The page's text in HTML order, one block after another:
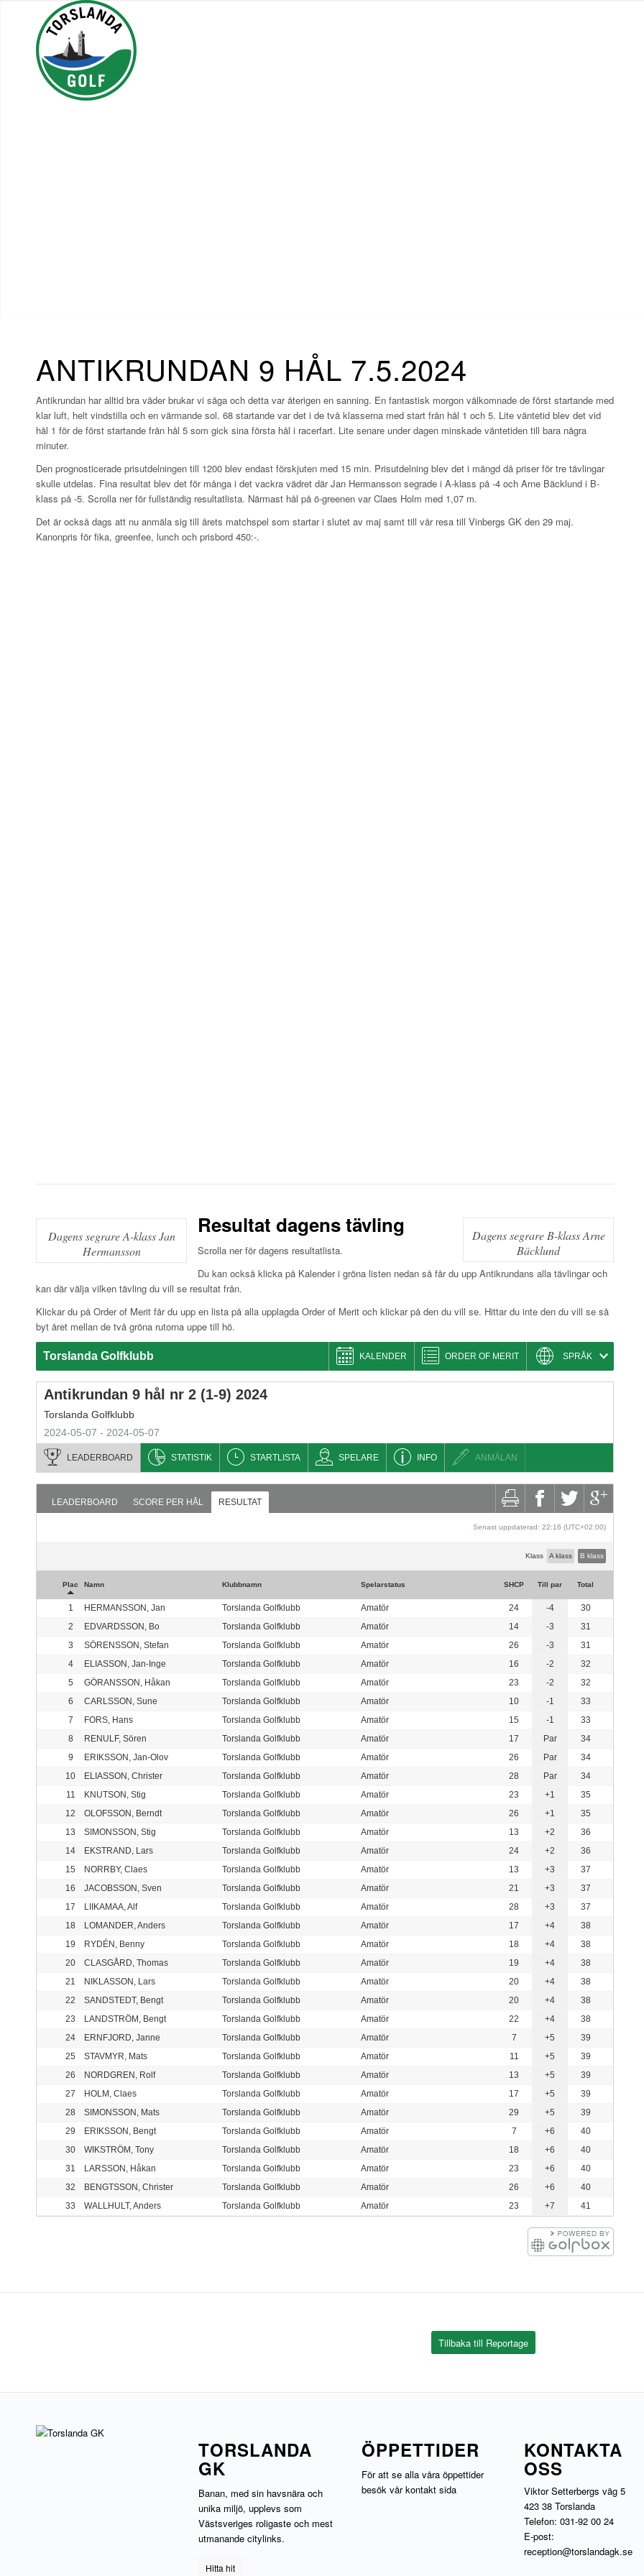
ANTIKRUNDAN 9 HÅL 7.5.2024
Antikrundan har alltid bra väder brukar vi säga och detta var återigen en sanning. En fantastisk morgon välkomnade de först startande med
klar luft, helt vindstilla och en värmande sol. 68 startande var det i de två klasserna med start från hål 1 och 5. Lite väntetid blev det vid
hål 1 för de först startande från hål 5 som gick sina första hål i racerfart. Lite senare under dagen minskade väntetiden till bara några
minuter.
Den prognosticerade prisutdelningen till 1200 blev endast förskjuten med 15 min. Prisutdelning blev det i mängd då priser för tre tävlingar
skulle utdelas. Fina resultat blev det för många i det vackra vädret där Jan Hermansson segrade i A-klass på -4 och Arne Bäcklund i B-
klass på -5. Scrolla ner för fullständig resultatlista. Närmast hål på ö-greenen var Claes Holm med 1,07 m.
Det är också dags att nu anmäla sig till årets matchspel som startar i slutet av maj samt till vår resa till Vinbergs GK den 29 maj.
Kanonpris för fika, greenfee, lunch och prisbord 450:-.
Dagens segrare B-klass Arne
Bäcklund
Dagens segrare A-klass Jan
Hermansson
Resultat dagens tävling
Scrolla ner för dagens resultatlista.
Du kan också klicka på Kalender i gröna listen nedan så får du upp Antikrundans alla tävlingar och
kan där välja vilken tävling du vill se resultat från.
Klickar du på Order of Merit får du upp en lista på alla upplagda Order of Merit och klickar på den du vill se. Hittar du inte den du vill se så
byt året mellan de två gröna rutorna uppe till hö.
Torslanda Golfklubb KALENDER ORDER OF MERIT SPRÅK
Antikrundan 9 hål nr 2 (1-9) 2024
Torslanda Golfklubb
2024-05-07 - 2024-05-07
LEADERBOARD STATISTIK STARTLISTA SPELARE INFO ANMÄLAN
LEADERBOARD SCORE PER HÅL RESULTAT
Senast uppdaterad: 22:16 (UTC+02:00)
Klass A klass B klass
Plac Namn Klubbnamn Spelarstatus SHCP Till par Total
1 HERMANSSON, Jan Torslanda Golfklubb Amatör 24 -4
30
2
EDVARDSSON, Bo Torslanda Golfklubb Amatör 14 -3
31
3
SÖRENSSON, Stefan Torslanda Golfklubb Amatör 26 -3
31
4
ELIASSON, Jan-Inge Torslanda Golfklubb Amatör 16 -2
32
5
GÖRANSSON, Håkan Torslanda Golfklubb Amatör 23 -2
32
6
CARLSSON, Sune Torslanda Golfklubb Amatör 10 -1
33
7
FORS, Hans Torslanda Golfklubb Amatör 15 -1
33
8
RENULF, Sören Torslanda Golfklubb Amatör 17 Par
34
9
ERIKSSON, Jan-Olov Torslanda Golfklubb Amatör 26 Par
34
10
ELIASSON, Christer Torslanda Golfklubb Amatör 28 Par
34
11
KNUTSON, Stig Torslanda Golfklubb Amatör 23 +1
35
12
OLOFSSON, Berndt Torslanda Golfklubb Amatör 26 +1
35
13
SIMONSSON, Stig Torslanda Golfklubb Amatör 13 +2
36
14
EKSTRAND, Lars Torslanda Golfklubb Amatör 24 +2
36
15
NORRBY, Claes Torslanda Golfklubb Amatör 13 +3
37
16
JACOBSSON, Sven Torslanda Golfklubb Amatör 21 +3
37
17
LIIKAMAA, Alf Torslanda Golfklubb Amatör 28 +3
37
18
LOMANDER, Anders Torslanda Golfklubb Amatör 17 +4
38
19
RYDÉN, Benny Torslanda Golfklubb Amatör 18 +4
38
20
CLASGÅRD, Thomas Torslanda Golfklubb Amatör 19 +4
38
21
NIKLASSON, Lars Torslanda Golfklubb Amatör 20 +4
38
22
SANDSTEDT, Bengt Torslanda Golfklubb Amatör 20 +4
38
23
LANDSTRÖM, Bengt Torslanda Golfklubb Amatör 22 +4
38
24
ERNFJORD, Janne Torslanda Golfklubb Amatör 7 +5
39
25
STAVMYR, Mats Torslanda Golfklubb Amatör 11 +5
39
26
NORDGREN, Rolf Torslanda Golfklubb Amatör 13 +5
39
27
HOLM, Claes Torslanda Golfklubb Amatör 17 +5
39
28
SIMONSSON, Mats Torslanda Golfklubb Amatör 29 +5
39
29
ERIKSSON, Bengt Torslanda Golfklubb Amatör 7 +6
40
30
WIKSTRÖM, Tony Torslanda Golfklubb Amatör 18 +6
40
31
LARSSON, Håkan Torslanda Golfklubb Amatör 23 +6
40
32
BENGTSSON, Christer Torslanda Golfklubb Amatör 26 +6
40
33
WALLHULT, Anders Torslanda Golfklubb Amatör 23 +7 41
Tillbaka till Reportage
TORSLANDA
GK
Banan, med sin havsnära och
unika miljö, upplevs som
Västsveriges roligaste och mest
utmanande citylinks.
Hitta hit
ÖPPETTIDER
För att se alla våra öppettider
besök vårkontakt sida
KONTAKTA
OSS
Viktor Setterbergs väg 5
423 38 Torslanda
Telefon:031-92 00 24
E-post:
reception@torslandagk.se